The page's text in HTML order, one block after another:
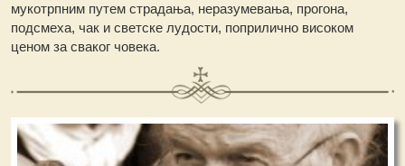
мукотрпним путем страдања, неразумевања, прогона,
подсмеха, чак и светске лудости, поприлично високом
ценом за сваког човека.